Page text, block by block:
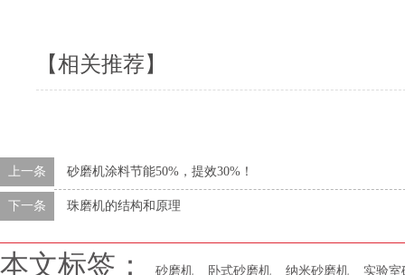
【相关推荐】
上一条 砂磨机涂料节能50%，提效30%！
下一条 珠磨机的结构和原理
本文标签： 砂磨机 卧式砂磨机 纳米砂磨机 实验室